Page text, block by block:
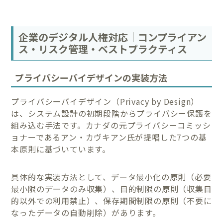
企業のデジタル人権対応｜コンプライアン
ス・リスク管理・ベストプラクティス
プライバシーバイデザインの実装方法
プライバシーバイデザイン（Privacy by Design）
は、システム設計の初期段階からプライバシー保護を
組み込む手法です。カナダの元プライバシーコミッシ
ョナーであるアン・カヴキアン氏が提唱した7つの基
本原則に基づいています。
具体的な実装方法として、データ最小化の原則（必要
最小限のデータのみ収集）、目的制限の原則（収集目
的以外での利用禁止）、保存期間制限の原則（不要に
なったデータの自動削除）があります。